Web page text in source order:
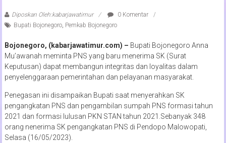
Diposkan Oleh:kabarjawatimur
0 Komentar
Bupati Bojonegoro, Pemkab Bojonegoro
Bojonegoro, (kabarjawatimur.com) – Bupati Bojonegoro Anna
Mu’awanah meminta PNS yang baru menerima SK (Surat
Keputusan) dapat membangun integritas dan loyalitas dalam
penyelenggaraan pemerintahan dan pelayanan masyarakat.
Penegasan ini disampaikan Bupati saat menyerahkan SK
pengangkatan PNS dan pengambilan sumpah PNS formasi tahun
2021 dan formasi lulusan PKN STAN tahun 2021.Sebanyak 348
orang nenerima SK pengangkatan PNS di Pendopo Malowopati,
Selasa (16/05/2023).